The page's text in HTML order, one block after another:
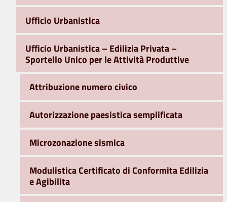
Ufficio Urbanistica
Ufficio Urbanistica – Edilizia Privata –
Sportello Unico per le Attività Produttive
Attribuzione numero civico
Autorizzazione paesistica semplificata
Microzonazione sismica
Modulistica Certificato di Conformita Edilizia
e Agibilita